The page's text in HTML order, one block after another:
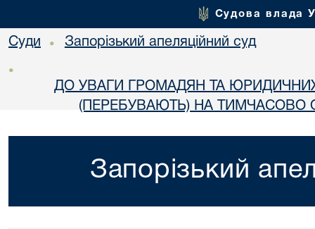
Судова влада
Суди • Запорізький апеляційний суд
•
ДО УВАГИ ГРОМАДЯН ТА
(ПЕРЕБУВАЮТЬ) НА ТИМЧАСОВО
Запорізький